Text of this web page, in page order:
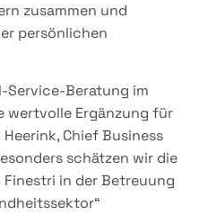
zusammen und
persönlichen
Service-Beratung im
wertvolle Ergänzung für
Chief Business
schätzen wir die
in der Betreuung